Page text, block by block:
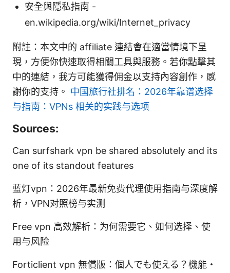
安全與隱私指南 -
en.wikipedia.org/wiki/Internet_privacy
附註：本文中的 affiliate 連結會在適當情境下呈
現，方便你快速取得相關工具與服務。若你點擊其
中的連結，我方可能獲得佣金以支持內容創作，感
謝你的支持。 中国旅行社排名：2026年靠谱选择
与指南：VPNs 相关的实践与选项
Sources:
Can surfshark vpn be shared absolutely and its
one of its standout features
蓝灯vpn：2026年最新免费代理使用指南与深度解
析，VPN对照榜与实测
Free vpn 高效解析：为何需要它、如何选择、使
用与风险
Forticlient vpn 無償版：個人でも使える？機能・